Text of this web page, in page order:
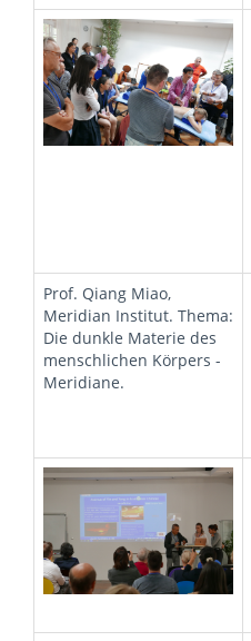
Prof. Qiang Miao,
Meridian Institut. Thema:
Die dunkle Materie des
menschlichen Körpers -
Meridiane.